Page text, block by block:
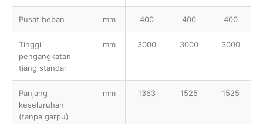
Pusat beban mm 400 400 400
Tinggi
pengangkatan
tiang standar
mm 3000 3000 3000
Panjang
keseluruhan
(tanpa garpu)
mm 1363 1525 1525